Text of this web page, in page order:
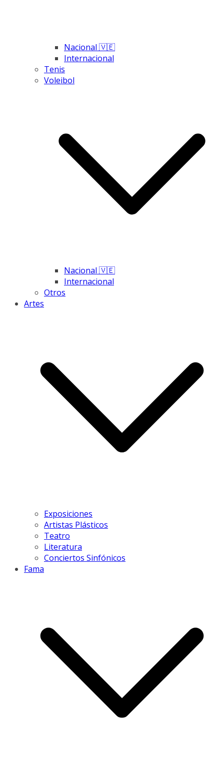
Nacional 🇻🇪
Internacional
Tenis
Voleibol
Nacional 🇻🇪
Internacional
Otros
Artes
Exposiciones
Artistas Plásticos
Teatro
Literatura
Conciertos Sinfónicos
Fama